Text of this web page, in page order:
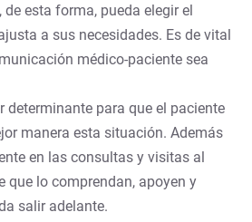
esta forma, pueda elegir el
a sus necesidades. Es de vital
médico-paciente sea
para que el paciente
manera esta situación. Además
en las consultas y visitas al
que lo comprendan, apoyen y
salir adelante.